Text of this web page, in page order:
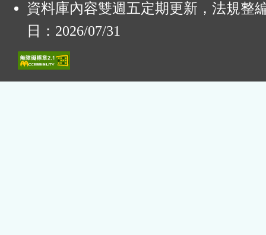
資料庫內容雙週五定期更新，法規整
日：2026/07/31